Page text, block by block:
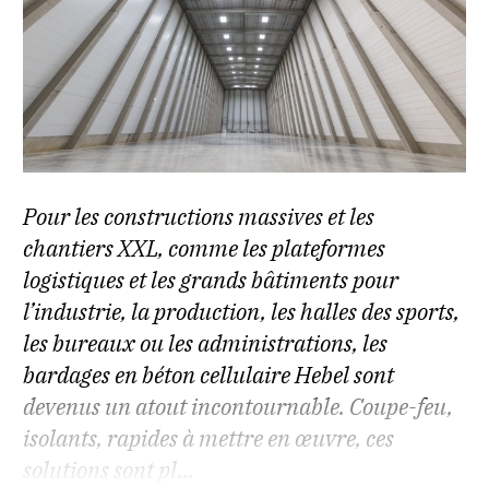
Pour les constructions massives et les
chantiers XXL, comme les plateformes
logistiques et les grands bâtiments pour
l’industrie, la production, les halles des sports,
les bureaux ou les administrations, les
bardages en béton cellulaire Hebel sont
devenus un atout incontournable. Coupe-feu,
isolants, rapides à mettre en œuvre, ces
solutions sont pl...